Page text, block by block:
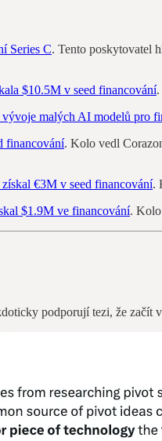
Series C. Tento poskytovatel
$10.5M v seed financování.
malých AI modelů pro
financování. Kolo vedl
€3M v seed financování.
$1.9M ve financování. Kolo
podporují tezi, že